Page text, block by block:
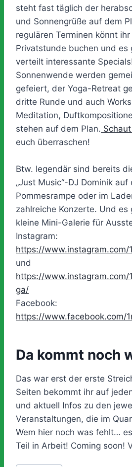
steht fast täglich der
und Sonnengrüße auf dem
regulären Terminen könnt
Privatstunde buchen und es
verteilt interessante
Sonnenwende werden
gefeiert, der Yoga-Retreat
dritte Runde und auch
Meditation,
stehen auf dem Plan.
euch überraschen!
Btw. legendär sind bereits
„Just Music“-DJ Dominik auf
Pommesrampe oder im
zahlreiche Konzerte. Und es
kleine Mini-Galerie für
Instagram:
https://www.instagram.com/
und
https://www.instagram.com/
ga/
Facebook:
https://www.facebook.com/
Da kommt noch
Das war erst der erste
Seiten bekommt ihr auf
und aktuell Infos zu den
Veranstaltungen, die im
Wem hier noch was fehlt…
Teil in Arbeit! Coming soon!